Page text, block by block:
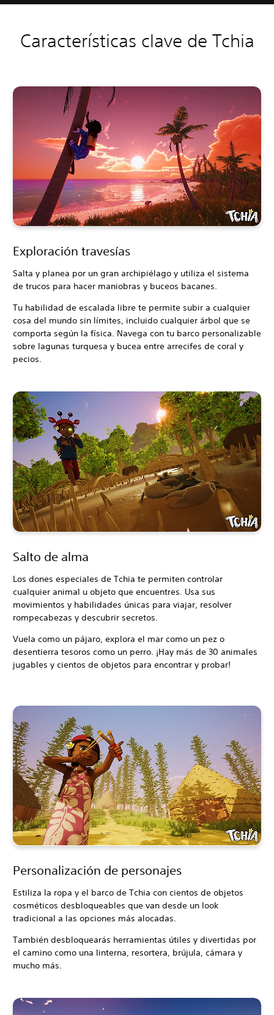
Características clave de Tchia
Exploración travesías
Salta y planea por un gran archipiélago y utiliza el sistema
de trucos para hacer maniobras y buceos bacanes.
Tu habilidad de escalada libre te permite subir a cualquier
cosa del mundo sin límites, incluido cualquier árbol que se
comporta según la física. Navega con tu barco personalizable
sobre lagunas turquesa y bucea entre arrecifes de coral y
pecios.
Salto de alma
Los dones especiales de Tchia te permiten controlar
cualquier animal u objeto que encuentres. Usa sus
movimientos y habilidades únicas para viajar, resolver
rompecabezas y descubrir secretos.
Vuela como un pájaro, explora el mar como un pez o
desentierra tesoros como un perro. ¡Hay más de 30 animales
jugables y cientos de objetos para encontrar y probar!
Personalización de personajes
Estiliza la ropa y el barco de Tchia con cientos de objetos
cosméticos desbloqueables que van desde un look
tradicional a las opciones más alocadas.
También desbloquearás herramientas útiles y divertidas por
el camino como una linterna, resortera, brújula, cámara y
mucho más.